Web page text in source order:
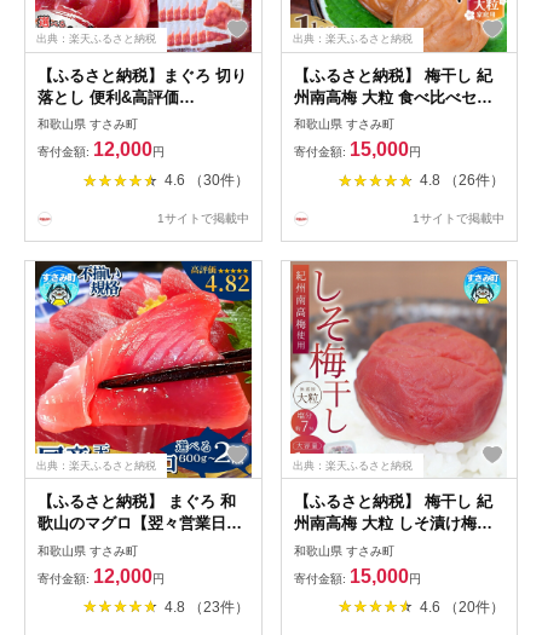
出典：楽天ふるさと納税
【ふるさと納税】まぐろ 切り
落とし 便利&高評価
★★★★★ 天然生マグロ 家
庭用 【選べる容量】700g
1.4kg 鮪 ブロック 不揃い 海
鮮丼 寿司 手巻き寿司 漬け丼
包装 刺身 和歌山 すさみ町
和歌山県 すさみ町
寄付金額: 12,000円
4.6 （30件）
1サイトで掲載中
出典：楽天ふるさと納税
【ふるさと納税】 梅干し 紀
州南高梅 大粒 食べ比べセッ
ト 1kg ( はちみつ 500g・ し
そ漬 500g) 塩分 約 8% ご家
庭用 無選別 梅干 梅干し うめ
南高梅 はちみつ梅 はちみつ
べ 大粒 大容量 たっぷり 訳あ
和歌山県 すさみ町
寄付金額: 15,000円
4.8 （26件）
1サイトで掲載中
出典：楽天ふるさと納税
【ふるさと納税】 まぐろ 和
歌山のマグロ【翌々営業日発
送！】マグロ好きに高評価
★★★★★ 和歌山の天然マグ
ロ 冷凍【訳あり・選べる容
量】【600g 1kg 2kg】鮪 ブ
和歌山県 すさみ町
寄付金額: 12,000円
4.8 （23件）
出典：楽天ふるさと納税
【ふるさと納税】 梅干し 紀
州南高梅 大粒 しそ漬け梅干
し 和歌山 1kg 塩分約8% ご家
庭用 無選別 訳あり 訳アリ 梅
梅干 梅干し うめ ウメ 南高梅
しそ梅 しそ梅干し しそ梅干
和歌山県 すさみ町
寄付金額: 15,000円
4.6 （20件）